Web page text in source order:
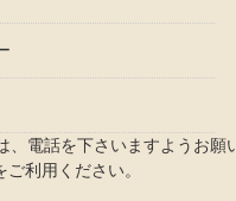
電話を下さいますようお願
利用ください。